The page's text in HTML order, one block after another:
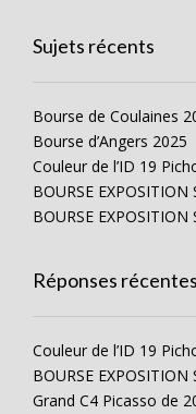
Sujets récents
Bourse de Coulaines
Bourse d’Angers 2025
Couleur de l’ID 19
BOURSE
BOURSE
Réponses récentes
Couleur de l’ID 19
BOURSE
Grand C4 Picasso de